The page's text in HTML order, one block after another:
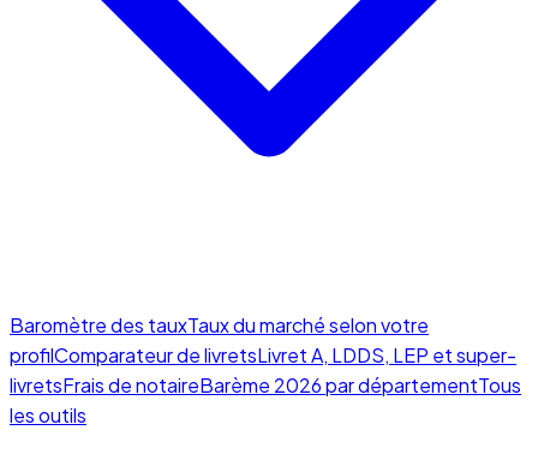
Baromètre des tauxTaux du marché selon votre
profilComparateur de livretsLivret A, LDDS, LEP et super-
livretsFrais de notaireBarème 2026 par départementTous
les outils